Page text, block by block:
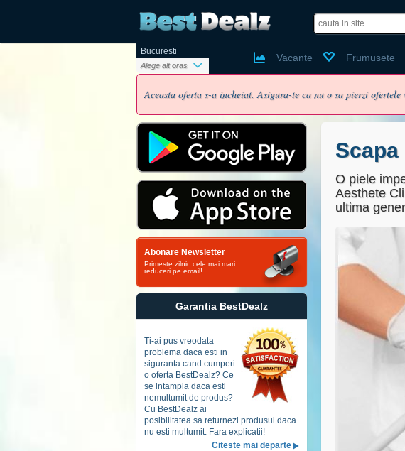
Vacante Frumusete
Bucuresti
Alege alt oras
Aceasta oferta s-a incheiat. Asigura-te ca nu o sa pierzi
Abonare Newsletter
Primeste zilnic cele mai mari
reduceri pe email!
Garantia BestDealz
Ti-ai pus vreodata
problema daca esti in
siguranta cand cumperi
o oferta BestDealz? Ce
se intampla daca esti
nemultumit de produs?
Cu BestDealz ai
posibilitatea sa returnezi produsul daca
nu esti multumit. Fara explicatii!
Citeste mai departe
O piele
Aesthete
ultima
Ai un cont de facebook?
Nume si prenume
Email
Parola
Telefon
Oras
Vreau sa primesc pe
Accept
termenii si